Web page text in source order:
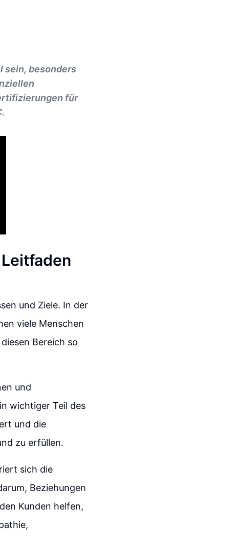
sein, besonders
für
und Ziele. In der
viele Menschen
Bereich so
und
wichtiger Teil des
und die
zu erfüllen.
sich die
Beziehungen
Kunden helfen,